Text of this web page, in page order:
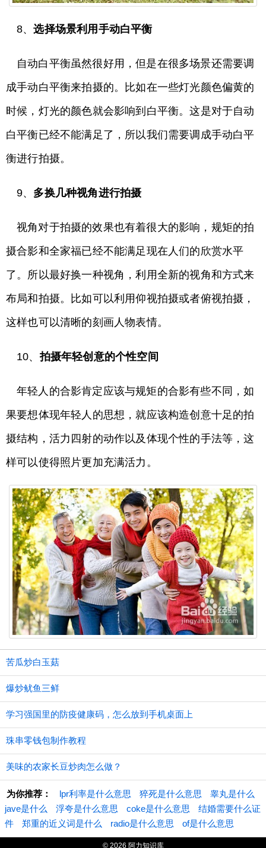
8、选择场景利用手动白平衡
自动白平衡虽然很好用，但是在很多场景还需要调
成手动白平衡来拍摄的。比如在一些灯光颜色偏黄的
时候，灯光的颜色就会影响到白平衡。这是对于自动
白平衡已经不能满足了，所以我们需要调成手动白平
衡进行拍摄。
9、 多换几种视角进行拍摄
视角对于拍摄的效果也有着很大的影响，规矩的拍
摄合影和全家福已经不能满足现在人们的欣赏水平
了。所以最好换一种视角，利用全新的视角和方式来
布局和拍摄。比如可以利用仰视拍摄或者俯视拍摄，
这样也可以清晰的刻画人物表情。
10、拍摄年轻创意的个性空间
年轻人的合影肯定应该与规矩的合影有些不同，如
果要想体现年轻人的思想，就应该构造创意十足的拍
摄结构，活力四射的动作以及体现个性的手法等，这
样可以使得照片更加充满活力。
苦瓜炒白玉菇
爆炒鱿鱼三鲜
学习强国里的防疫健康码，怎么放到手机桌面上
珠串零钱包制作教程
美味的农家长豆炒肉怎么做？
为你推荐： lpr利率是什么意思 猝死是什么意思
睾丸是什么
jave是什么
浮夸是什么意思 coke是什么意思
结婚需要什么证
件
郑重的近义词是什么 radio是什么意思 of是什么意思
© 2026 阿力知识库